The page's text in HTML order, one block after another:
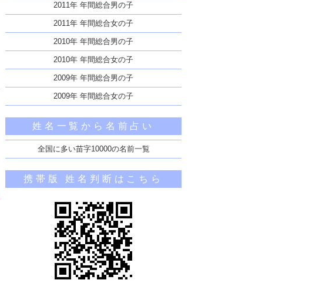
2011年 年間総合男の子
2011年 年間総合女の子
2010年 年間総合男の子
2010年 年間総合女の子
2009年 年間総合男の子
2009年 年間総合女の子
姓名一覧から名前占い
全国に多い苗字10000の名前一覧
携帯版 姓名判断はこちら